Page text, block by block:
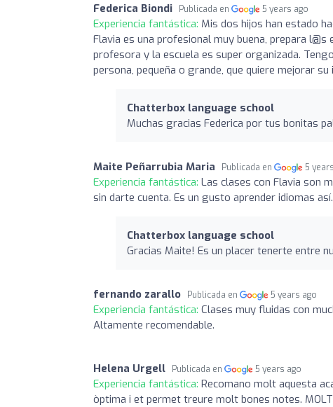
Federica Biondi Publicada en 5 years ago
Experiencia fantástica: Mis dos hijos han estado
Flavia es una profesional muy buena, prepara
profesora y la escuela es super organizada.
persona, pequeña o grande, que quiere mejorar
Chatterbox language school
Muchas gracias Federica por tus bonitas
Maite Peñarrubia Maria Publicada en 5
Experiencia fantástica: Las clases con Flavia son
sin darte cuenta. Es un gusto aprender idiomas
Chatterbox language school
Gracias Maite! Es un placer tenerte entre
fernando zarallo Publicada en 5 years ago
Experiencia fantástica: Clases muy fluidas con
Altamente recomendable.
Helena Urgell Publicada en 5 years ago
Experiencia fantástica: Recomano molt aquesta
òptima i et permet treure molt bones notes. MOLT